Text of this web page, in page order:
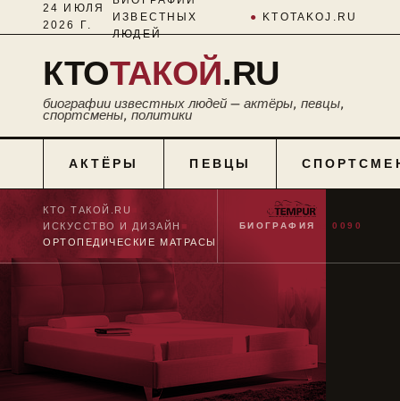
24 ИЮЛЯ
2026 Г.
ИЗВЕСТНЫХ
ЛЮДЕЙ
● KTOTAKOJ.RU
КТОТАКОЙ.RU
биографии известных людей — актёры, певцы,
спортсмены, политики
АКТЁРЫ ПЕВЦЫ
КТО ТАКОЙ.RU
ИСКУССТВО И ДИЗАЙН ■
ОРТОПЕДИЧЕСКИЕ МАТРАСЫ
БИОГРАФИЯ № 0090